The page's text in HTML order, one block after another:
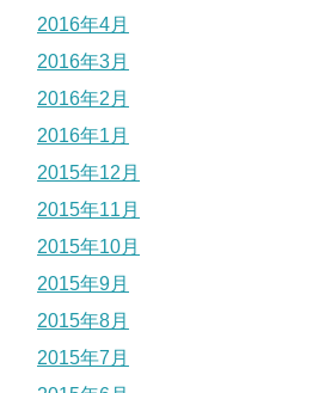
2016年4月
2016年3月
2016年2月
2016年1月
2015年12月
2015年11月
2015年10月
2015年9月
2015年8月
2015年7月